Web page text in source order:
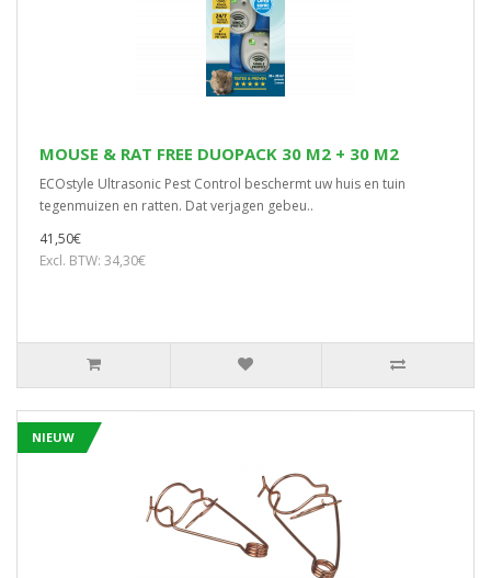
MOUSE & RAT FREE DUOPACK 30 M2 + 30 M2
ECOstyle Ultrasonic Pest Control beschermt uw huis en tuin
tegenmuizen en ratten. Dat verjagen gebeu..
41,50€
Excl. BTW: 34,30€
NIEUW